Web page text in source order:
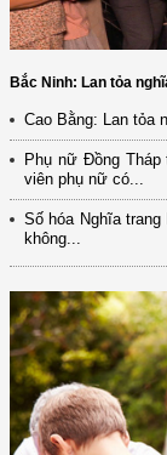
Bắc Ninh: Lan tỏa
Cao Bằng: Lan tỏa
Phụ nữ Đồng
viên phụ nữ có...
Số hóa Nghĩa
không...